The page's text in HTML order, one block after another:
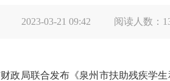
2023-03-21 09:42 阅读人数：
局联合发布《泉州市扶助残疾学生